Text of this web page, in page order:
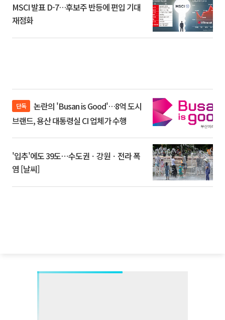
MSCI 발표 D-7…후보주 반등에 편입 기대
재점화
단독
브랜드, 용산 대통령실 CI 업체가 수행
'입추'에도 39도⋯수도권ㆍ강원ㆍ전라 폭
염 [날씨]